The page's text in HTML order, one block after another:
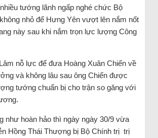
tướng lãnh ngấp nghé chức Bộ
nhỏ để Hưng Yên vượt lên nắm nốt
này sau khi nắm trọn lực lượng Công
nỗ lực để đưa Hoàng Xuân Chiến về
và không lâu sau ông Chiến được
tướng chuẩn bị cho trận so găng với
như hoàn hảo thì ngày ngày 30/9 vừa
Hồng Thái Thượng bị Bộ Chính trị trị